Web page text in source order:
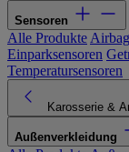
Sensoren
Alle Produkte
Einparksensoren
Temperatursensoren
Karosserie &
Außenverkleidung